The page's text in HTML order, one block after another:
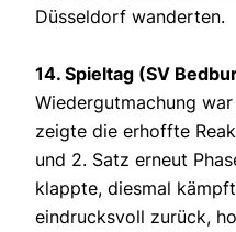
Düsseldorf wanderten.
14. Spieltag (SV
Wiedergutmachung
zeigte die erhoffte
und 2. Satz erneut
klappte, diesmal
eindrucksvoll zurück,